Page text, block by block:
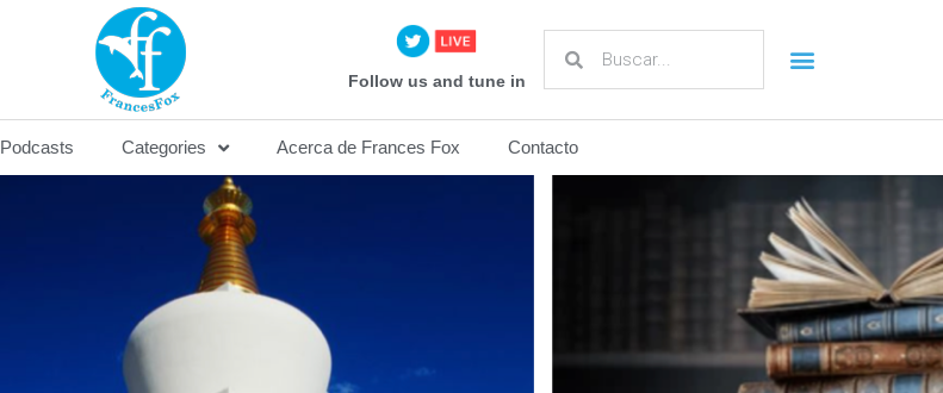
Follow us and tune in
Podcasts Categories Acerca de Frances Fox Contacto